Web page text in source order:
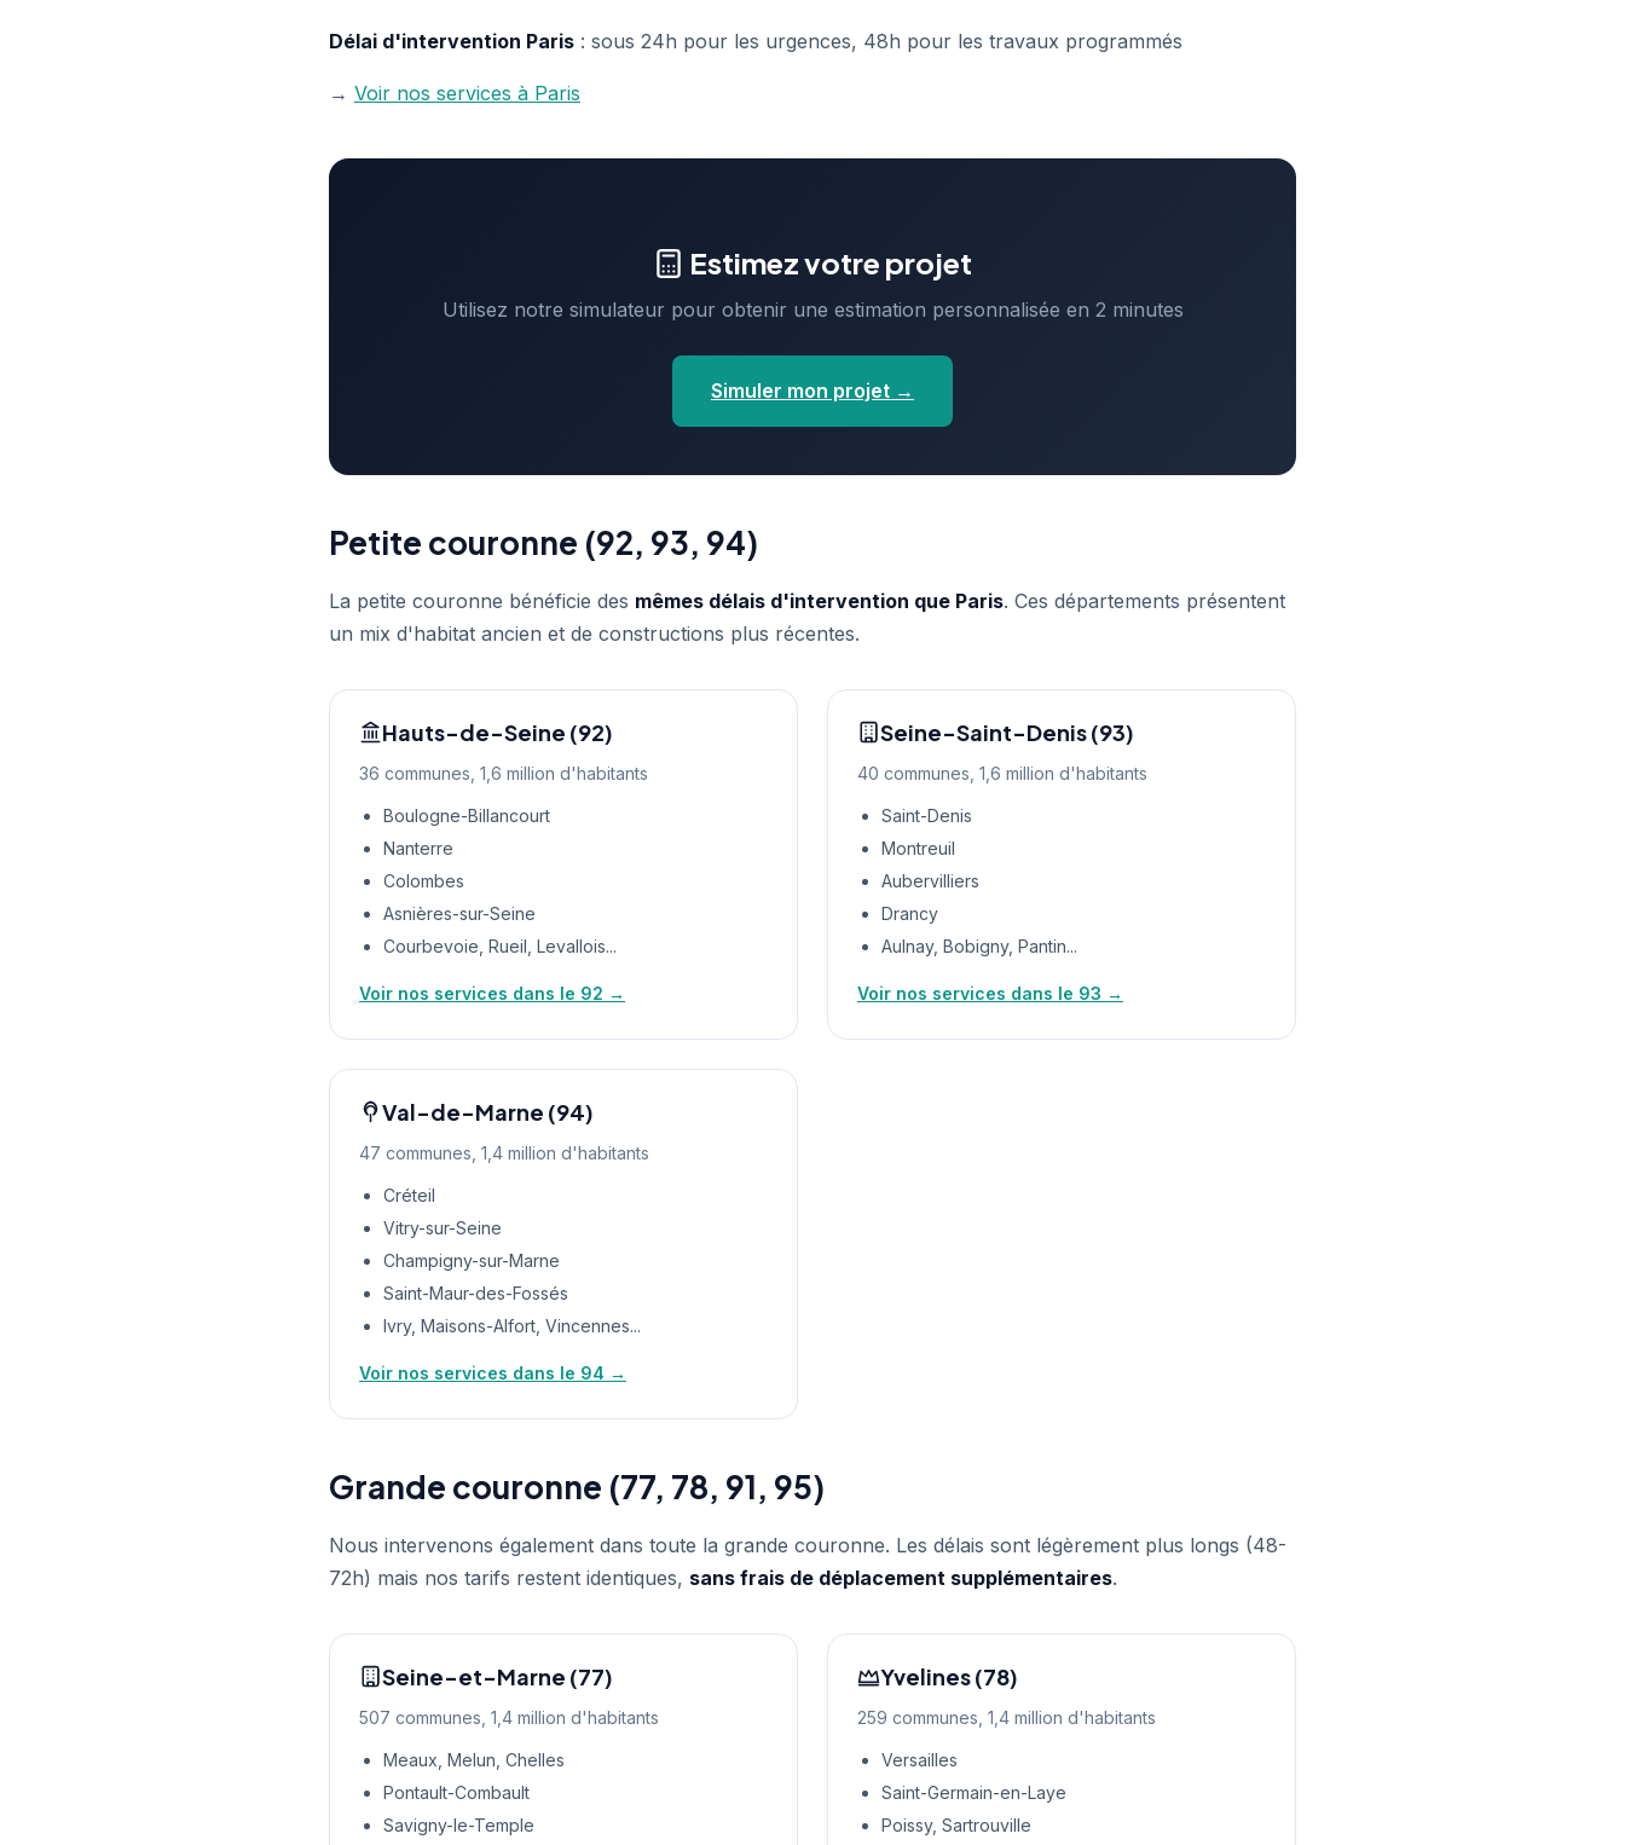
Délai d'intervention Paris : sous 24h pour les urgences, 48h pour les travaux programmés
→ Voir nos services à Paris
Estimez votre projet
Utilisez notre simulateur pour obtenir une estimation personnalisée en 2 minutes
Simuler mon projet →
Petite couronne (92, 93, 94)
La petite couronne bénéficie des mêmes délais d'intervention que Paris. Ces départements présentent
un mix d'habitat ancien et de constructions plus récentes.
Hauts-de-Seine (92)
36 communes, 1,6 million d'habitants
Boulogne-Billancourt
Nanterre
Colombes
Asnières-sur-Seine
Courbevoie, Rueil, Levallois...
Voir nos services dans le 92 →
Seine-Saint-Denis (93)
40 communes, 1,6 million d'habitants
Saint-Denis
Montreuil
Aubervilliers
Drancy
Aulnay, Bobigny, Pantin...
Voir nos services dans le 93 →
Val-de-Marne (94)
47 communes, 1,4 million d'habitants
Créteil
Vitry-sur-Seine
Champigny-sur-Marne
Saint-Maur-des-Fossés
Ivry, Maisons-Alfort, Vincennes...
Voir nos services dans le 94 →
Grande couronne (77, 78, 91, 95)
Nous intervenons également dans toute la grande couronne. Les délais sont légèrement plus longs (48-
72h) mais nos tarifs restent identiques, sans frais de déplacement supplémentaires.
Seine-et-Marne (77)
507 communes, 1,4 million d'habitants
Meaux, Melun, Chelles
Pontault-Combault
Savigny-le-Temple
Yvelines (78)
259 communes, 1,4 million d'habitants
Versailles
Saint-Germain-en-Laye
Poissy, Sartrouville